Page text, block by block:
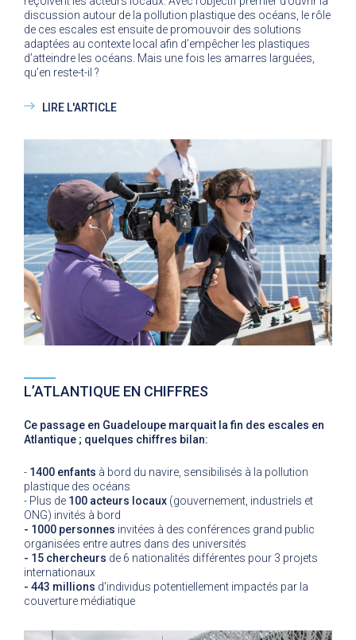
discussion autour de la pollution plastique des océans, le rôle
de ces escales est ensuite de promouvoir des solutions
adaptées au contexte local afin d’empêcher les plastiques
d’atteindre les océans. Mais une fois les amarres larguées,
qu’en reste-t-il ?
LIRE L'ARTICLE
L’ATLANTIQUE EN CHIFFRES
Ce passage en Guadeloupe marquait la fin des escales en
Atlantique ; quelques chiffres bilan:
- 1400 enfants à bord du navire, sensibilisés à la pollution
plastique des océans
- Plus de 100 acteurs locaux (gouvernement, industriels et
ONG) invités à bord
- 1000 personnes invitées à des conférences grand public
organisées entre autres dans des universités
- 15 chercheurs de 6 nationalités différentes pour 3 projets
internationaux
- 443 millions d’individus potentiellement impactés par la
couverture médiatique